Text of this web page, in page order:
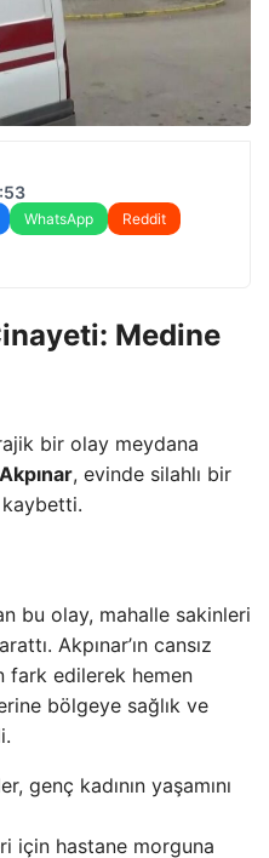
WhatsApp
Reddit
Medine
bir olay meydana
, evinde silahlı bir
kaybetti.
bu olay, mahalle sakinleri
Akpınar’ın cansız
fark edilerek hemen
bölgeye sağlık ve
genç kadının yaşamını
için hastane morguna